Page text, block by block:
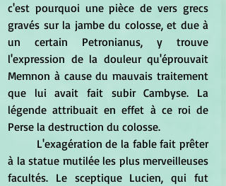
c'est pourquoi une pièce de vers grecs
gravés sur la jambe du colosse, et due à
un certain Petronianus, y trouve
l'expression de la douleur qu'éprouvait
Memnon à cause du mauvais traitement
que lui avait fait subir Cambyse. La
légende attribuait en effet à ce roi de
Perse la destruction du colosse.
à la statue mutilée les plus merveilleuses
facultés. Le sceptique Lucien, qui fut